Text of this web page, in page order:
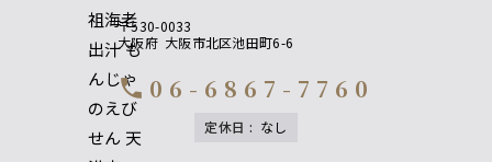
〒530-0033
大阪府 大阪市北区池田町6-6
call 06-6867-7760
定休日 : なし